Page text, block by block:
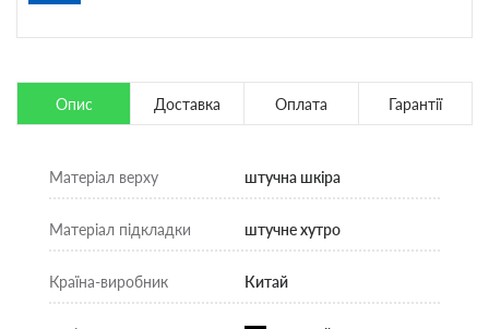
Опис Доставка Оплата Гарантії
Матеріал верху штучна шкіра
Матеріал підкладки штучне хутро
Країна-виробник Китай